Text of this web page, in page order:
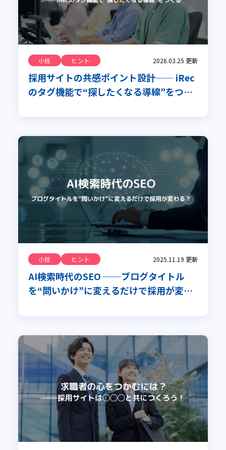
小技 ヒント 2026.03.25 更新
採用サイトの共感ポイント設計── iRec
のタグ機能で“探したくなる導線”をつく
小技 ヒント 2025.11.19 更新
AI検索時代のSEO ──ブログタイトル
を“問いかけ”に変えるだけで採用が変わ